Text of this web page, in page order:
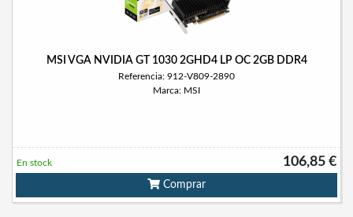
MSI VGA NVIDIA GT 1030 2GHD4 LP OC 2GB DDR4
Referencia: 912-V809-2890
Marca: MSI
106,85 €
En stock
Comprar